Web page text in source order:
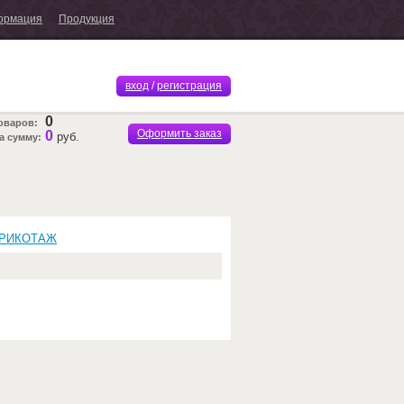
Продукция
вход/ регистрация
0
сумму: 0 руб. Оформить заказ